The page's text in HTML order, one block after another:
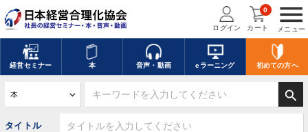
menu
メニュー
ログイン カート
0
経営セミナー 本 音声・動画 eラーニング 初めての方へ
search
タイトル